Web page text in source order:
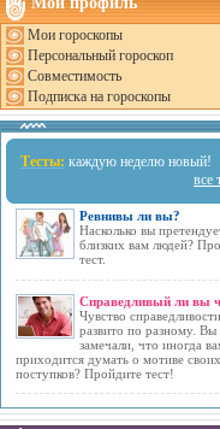
Мои гороскопы
Персональный гороскоп
Совместимость
Подписка на гороскопы
Тесты: каждую неделю новый!
все
Ревнивы ли вы?
Насколько вы
близких вам людей?
тест.
Справедливый ли вы
Чувство
развито по разному. Вы
замечали, что иногда
приходится думать о мотиве своих
поступков? Пройдите тест!